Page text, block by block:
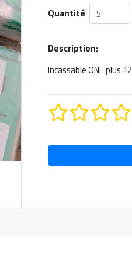
Quantité
Description:
Incassable ONE plus 12